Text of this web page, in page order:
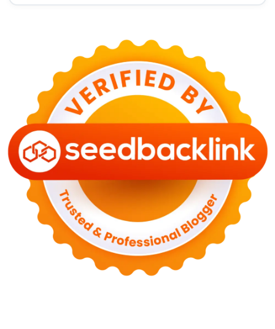
NASIONAL
PLN Kalimantan Lakukan Manajemen Beban
Akibat Gangguan PLTGU
29 Juni 2026
KEUANGAN & INVESTASI
Harga Minyak Dunia Hari Ini Naik, WTI dan Brent
Sama-sama Menguat
30 Juni 2026
Sinopsis Film Marauders, Misteri Perampokan
Bank dengan Konspirasi Tersembunyi
30 Juni 2026
OLAH RAGA
Hasil Brasil vs Jepang 2-1: Comeback Dramatis, Gol
Martinelli Menit 90+5
30 Juni 2026